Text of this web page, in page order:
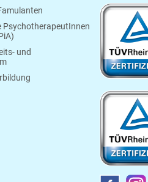
PsychotherapeutInnen
und